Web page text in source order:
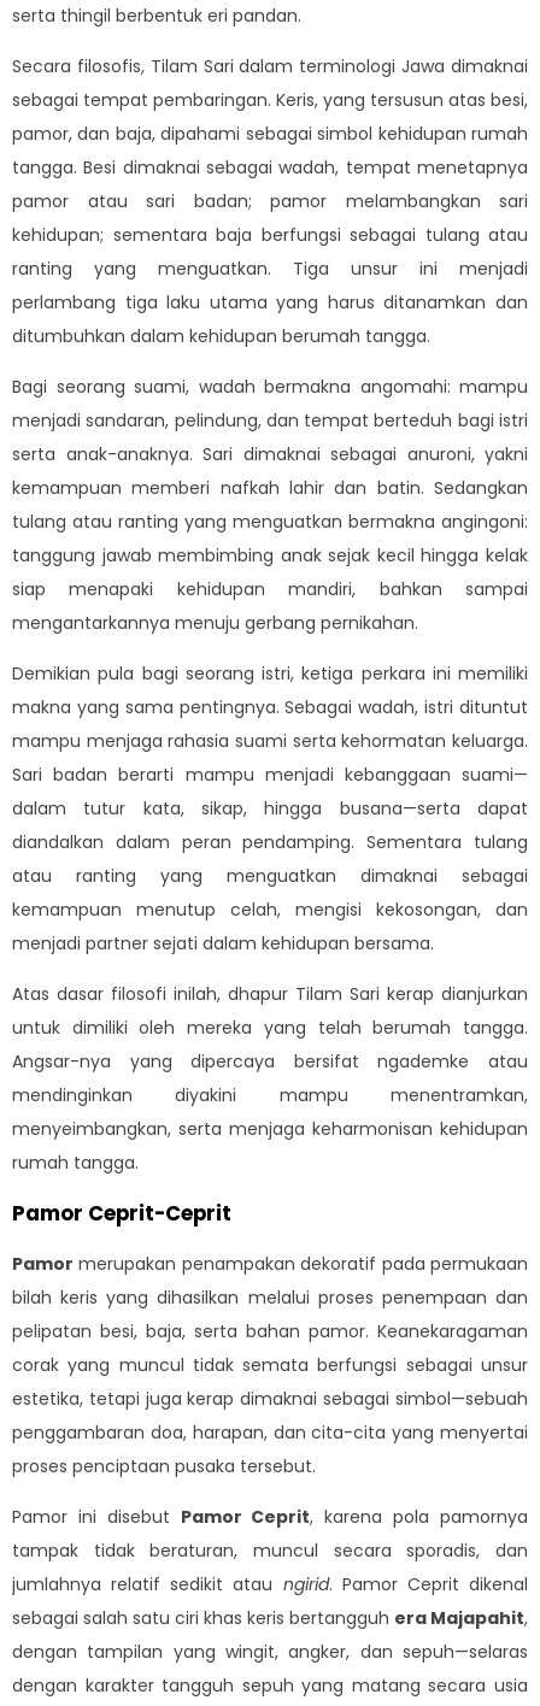
serta thingil berbentuk eri pandan.
Secara filosofis, Tilam Sari dalam terminologi Jawa dimaknai
sebagai tempat pembaringan. Keris, yang tersusun atas besi,
pamor, dan baja, dipahami sebagai simbol kehidupan rumah
tangga. Besi dimaknai sebagai wadah, tempat menetapnya
pamor atau sari badan; pamor melambangkan sari
kehidupan; sementara baja berfungsi sebagai tulang atau
ranting yang menguatkan. Tiga unsur ini menjadi
perlambang tiga laku utama yang harus ditanamkan dan
ditumbuhkan dalam kehidupan berumah tangga.
Bagi seorang suami, wadah bermakna angomahi: mampu
menjadi sandaran, pelindung, dan tempat berteduh bagi istri
serta anak-anaknya. Sari dimaknai sebagai anuroni, yakni
kemampuan memberi nafkah lahir dan batin. Sedangkan
tulang atau ranting yang menguatkan bermakna angingoni:
tanggung jawab membimbing anak sejak kecil hingga kelak
siap menapaki kehidupan mandiri, bahkan sampai
mengantarkannya menuju gerbang pernikahan.
Demikian pula bagi seorang istri, ketiga perkara ini memiliki
makna yang sama pentingnya. Sebagai wadah, istri dituntut
mampu menjaga rahasia suami serta kehormatan keluarga.
Sari badan berarti mampu menjadi kebanggaan suami—
dalam tutur kata, sikap, hingga busana—serta dapat
diandalkan dalam peran pendamping. Sementara tulang
atau ranting yang menguatkan dimaknai sebagai
kemampuan menutup celah, mengisi kekosongan, dan
menjadi partner sejati dalam kehidupan bersama.
Atas dasar filosofi inilah, dhapur Tilam Sari kerap dianjurkan
untuk dimiliki oleh mereka yang telah berumah tangga.
Angsar-nya yang dipercaya bersifat ngademke atau
mendinginkan diyakini mampu menentramkan,
menyeimbangkan, serta menjaga keharmonisan kehidupan
rumah tangga.
Pamor Ceprit-Ceprit
Pamor merupakan penampakan dekoratif pada permukaan
bilah keris yang dihasilkan melalui proses penempaan dan
pelipatan besi, baja, serta bahan pamor. Keanekaragaman
corak yang muncul tidak semata berfungsi sebagai unsur
estetika, tetapi juga kerap dimaknai sebagai simbol—sebuah
penggambaran doa, harapan, dan cita-cita yang menyertai
proses penciptaan pusaka tersebut.
Pamor ini disebut Pamor Ceprit, karena pola pamornya
tampak tidak beraturan, muncul secara sporadis, dan
jumlahnya relatif sedikit atau ngirid. Pamor Ceprit dikenal
sebagai salah satu ciri khas keris bertangguh era Majapahit,
dengan tampilan yang wingit, angker, dan sepuh—selaras
dengan karakter tangguh sepuh yang matang secara usia